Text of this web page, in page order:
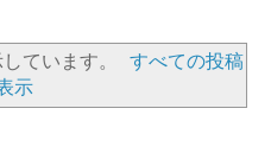
ています。
すべての投稿
示